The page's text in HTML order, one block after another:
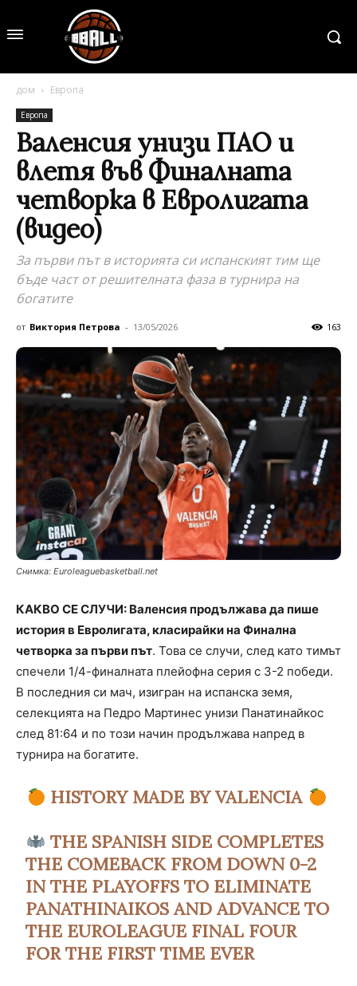
дом Европа
Европа
Валенсия унизи ПАО и
влетя във Финалната
четворка в Евролигата
(видео)
За първи път в историята си испанският тим ще
бъде част от решителната фаза в турнира на
богатите
от Виктория Петрова - 13/05/2026 163
Снимка: Euroleaguebasketball.net
КАКВО СЕ СЛУЧИ: Валенсия продължава да пише
история в Евролигата, класирайки на Финална
четворка за първи път. Toва се случи, след като тимът
спечели 1/4-финалната плейофна серия с 3-2 победи.
В последния си мач, изигран на испанска земя,
селекцията на Педро Мартинес унизи Панатинайкос
след 81:64 и по този начин продължава напред в
турнира на богатите.
HISTORY MADE BY VALENCIA
THE SPANISH SIDE COMPLETES
THE COMEBACK FROM DOWN 0-2
IN THE PLAYOFFS TO ELIMINATE
PANATHINAIKOS AND ADVANCE TO
THE EUROLEAGUE FINAL FOUR
FOR THE FIRST TIME EVER